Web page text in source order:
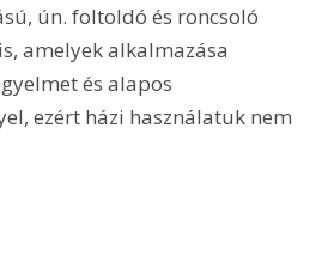
ún. foltoldó és roncsoló
amelyek alkalmazása
és alapos
ezért házi használatuk nem